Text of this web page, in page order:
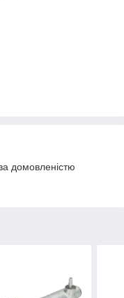
домовленістю